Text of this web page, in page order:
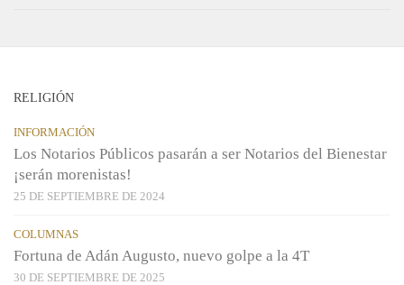
RELIGIÓN
INFORMACIÓN
Los Notarios Públicos pasarán a ser Notarios del Bienestar
¡serán morenistas!
25 DE SEPTIEMBRE DE 2024
COLUMNAS
Fortuna de Adán Augusto, nuevo golpe a la 4T
30 DE SEPTIEMBRE DE 2025